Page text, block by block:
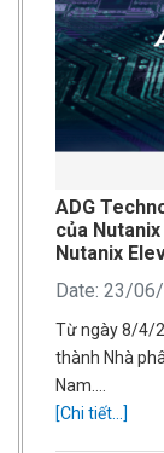
ADG
của
Nutanix
Date: 23/
Từ ngày 8/4/
thành Nhà
Nam….
[Chi tiết...]